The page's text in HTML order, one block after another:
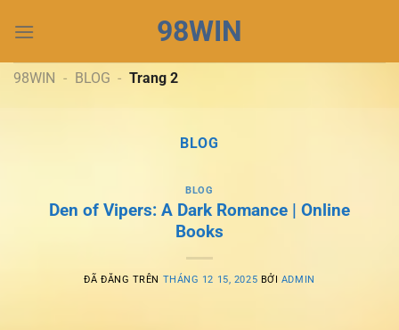
đến
dung
98WIN
98WIN - BLOG - Trang 2
BLOG
BLOG
Den of Vipers: A Dark Romance | Online
Books
ĐÃ ĐĂNG TRÊN THÁNG 12 15, 2025 BỞI ADMIN